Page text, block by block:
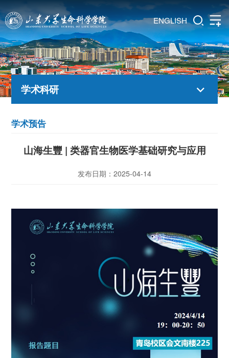
ENGLISH
学术科研
学术预告
山海生豐 | 类器官生物医学基础研究与应用
发布日期：2025-04-14